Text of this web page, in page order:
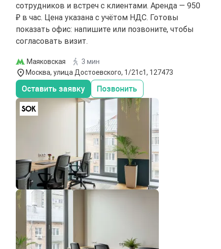
сотрудников и встреч с клиентами. Аренда — 950
₽ в час. Цена указана с учётом НДС. Готовы
показать офис: напишите или позвоните, чтобы
согласовать визит.
Маяковская
3 мин
Москва, улица Достоевского, 1/21с1, 127473
Оставить заявку Позвонить